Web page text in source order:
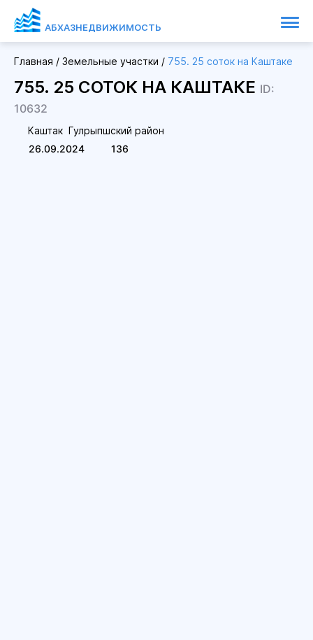
АБХАЗНЕДВИЖИМОСТЬ
Главная / Земельные участки / 755. 25 соток на Каштаке
755. 25 СОТОК НА КАШТАКЕ ID:
10632
Каштак Гулрыпшский район
26.09.2024
136